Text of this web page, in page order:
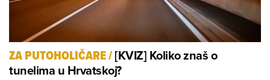
ZA PUTOHOLIČARE/[KVIZ] Koliko znaš o
tunelima u Hrvatskoj?